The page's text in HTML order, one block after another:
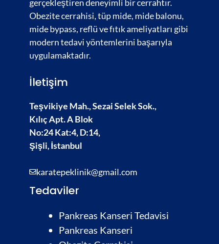
gerçekleştiren deneyimli bir cerrahtır.
Obezite cerrahisi,tüp mide, mide balonu,
mide bypass, reflü ve fıtık ameliyatları gibi
modern tedavi yöntemlerini başarıyla
uygulamaktadır.
İletişim
Teşvikiye Mah., Sezai Selek Sok.,
Kılıç Apt. A Blok
No:24 Kat:4, D:14,
Şişli, İstanbul
karatepeklinik@gmail.com
Tedaviler
Pankreas Kanseri Tedavisi
Pankreas Kanseri